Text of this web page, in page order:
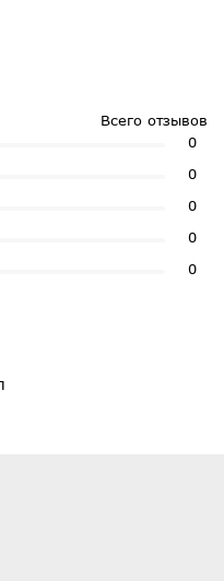
Всего отзывов
0
0
0
0
0